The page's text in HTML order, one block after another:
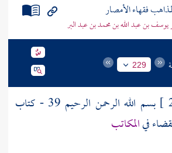
فقهاء الأمصار
يوسف بن عبد الله بن محمد بن عبد البر
229
بسم الله الرحمن الرحيم 39 - كتاب
المكاتب